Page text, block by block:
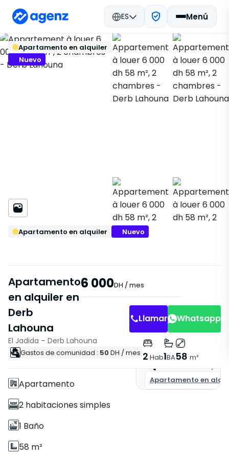
ES Menú
Volver
Bienes raíces en Marruecos
Alquilar El Jadida Apartamento
Derb Lahouna 706150
Guardar
Apartamento en alquiler
Nuevo
Apartamento en alquiler Nuevo
Apartamento
en alquiler en
Derb
Lahouna
6 000DH / mes
El Jadida – Derb Lahouna
Gastos de comunidad : 50 DH / mes 2 Hab1BA58 m²
Llamar Whatsapp
Características
Apartamento
2 habitaciones simples
1 Baño
58 m²
Apartamento en